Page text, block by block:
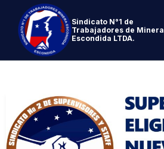
Sindicato N°1 de
Trabajadores de Minera
Escondida LTDA.